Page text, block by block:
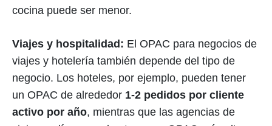
cocina puede ser menor.
Viajes y hospitalidad: El OPAC para negocios de
viajes y hotelería también depende del tipo de
negocio. Los hoteles, por ejemplo, pueden tener
un OPAC de alrededor 1-2 pedidos por cliente
activo por año, mientras que las agencias de